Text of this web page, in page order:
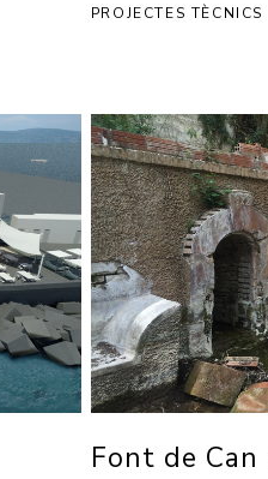
PROJECTES TÈCNICS
Font de